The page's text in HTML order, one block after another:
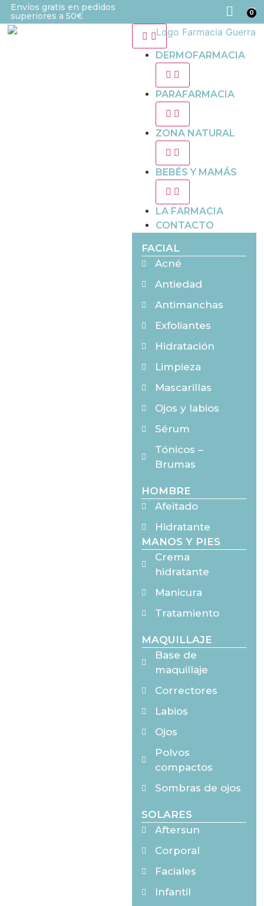
Envíos gratis en pedidos
superiores a 50€
0
DERMOFARMACIA
PARAFARMACIA
ZONA NATURAL
BEBÉS Y MAMÁS
LA FARMACIA
CONTACTO
FACIAL
Acné
Antiedad
Antimanchas
Exfoliantes
Hidratación
Limpieza
Mascarillas
Ojos y labios
Sérum
Tónicos –
Brumas
HOMBRE
Afeitado
Hidratante
MANOS Y PIES
Crema
hidratante
Manicura
Tratamiento
MAQUILLAJE
Base de
maquillaje
Correctores
Labios
Ojos
Polvos
compactos
Sombras de ojos
SOLARES
Aftersun
Corporal
Faciales
Infantil